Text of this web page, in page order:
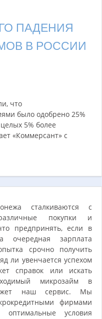
ПАДЕНИЯ
В РОССИИ
что
было одобрено 25%
5% более
«Коммерсант» с
сталкиваются с
покупки и
предпринять, если в
очередная зарплата
срочно получить
ли увенчается успехом
справок или искать
микрозайм в
наш сервис. Мы
фирмами
условия